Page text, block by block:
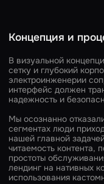
Концепция и
В визуальной
сетку и глубокий
электроинженерии
интерфейс должен
надежность и
Мы осознанно
сегментах люди
нашей главной
читаемость контента,
простоты
лендинг на нативных
использования